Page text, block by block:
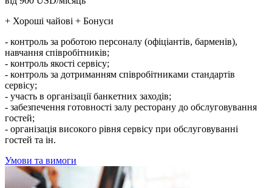
+ Хороші чайові + Бонуси
- контроль за роботою персоналу (офіціантів, барменів),
навчання співробітників;
- контроль якості сервісу;
- контроль за дотриманням співробітниками стандартів
сервісу;
- участь в організації банкетних заходів;
- забезпечення готовності залу ресторану до обслуговування
гостей;
- організація високого рівня сервісу при обслуговуванні
гостей та ін.
Умови та вимоги